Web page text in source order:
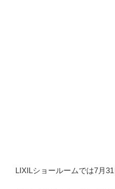
LIXILショールームでは7月